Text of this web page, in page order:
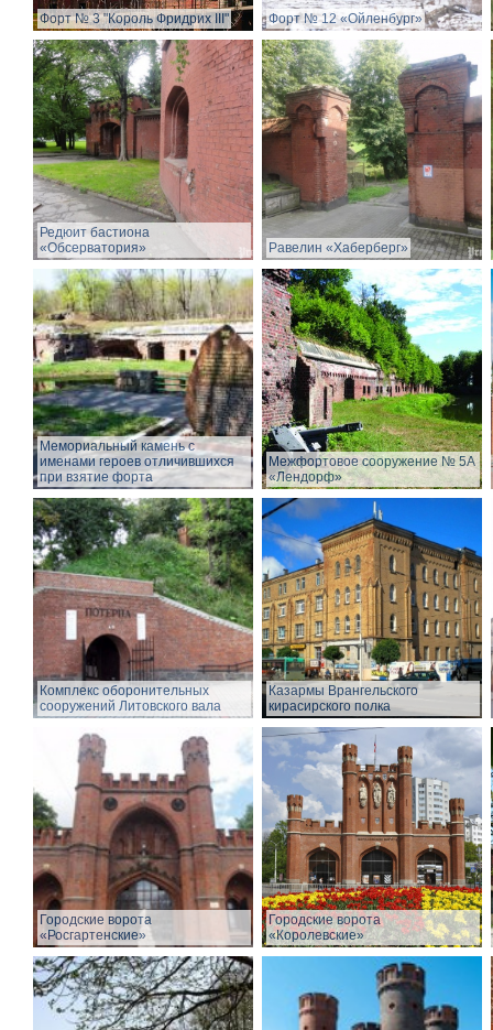
Форт № 3 "Король Фридрих III" Форт № 12 «Ойленбург»
Редюит бастиона
«Обсерватория»
Равелин «Хаберберг»
Мемориальный камень с
именами героев отличившихся
при взятие форта
Межфортовое сооружение № 5А
«Лендорф»
Комплекс оборонительных
сооружений Литовского вала
Казармы Врангельского
кирасирского полка
Городские ворота
«Росгартенские»
Городские ворота
«Королевские»